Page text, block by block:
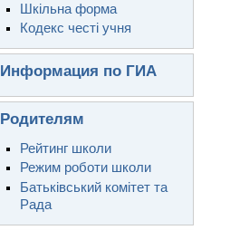
Шкільна форма
Кодекс честі учня
Информация по ГИА
Родителям
Рейтинг школи
Режим роботи школи
Батьківський комітет та
Рада